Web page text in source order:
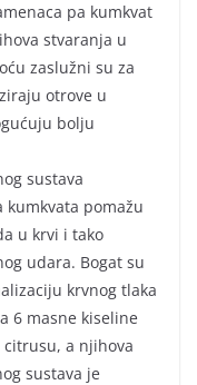
pa kumkvat
stvaranja u
zaslužni su za
otrove u
bolju
sustava
pomažu
u krvi i tako
udara. Bogat su
krvnog tlaka
6 masne kiseline
a njihova
sustava je